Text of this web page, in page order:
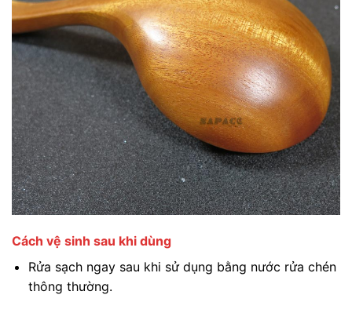
Cách vệ sinh sau khi dùng
Rửa sạch ngay sau khi sử dụng bằng nước rửa chén
thông thường.